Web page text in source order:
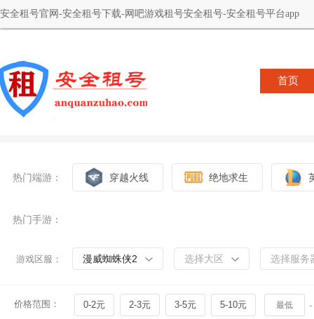
安全租号官网-安全租号下载-网吧游戏租号安全租号-安全租号平台app
首页
热门端游： 穿越火线 绝地求生
热门手游：
游戏区服： 漫威蜘蛛侠2 选择大区 选择服务
价格范围： 0-2元 2-3元 3-5元 5-10元 -